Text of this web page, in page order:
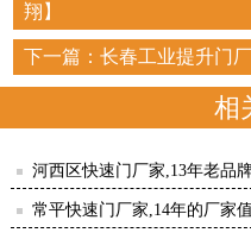
翔】
下一篇： 长春工业提升门
相
河西区快速门厂家,13年老品
常平快速门厂家,14年的厂家